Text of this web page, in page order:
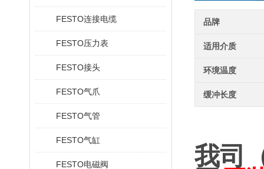
FESTO连接电缆
FESTO压力表
FESTO接头
FESTO气爪
FESTO气管
FESTO气缸
FESTO电磁阀
品牌
适用介质
环境温度
缓冲长度
我司